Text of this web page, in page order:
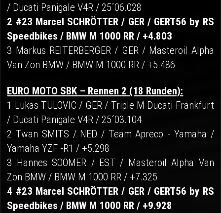
/ Ducati Panigale V4R / 25´06.028
2 #23 Marcel SCHRÖTTER / GER / GERT56 by RS
Speedbikes / BMW M 1000 RR / +4.803
3 Markus REITERBERGER / GER / Masteroil Alpha
Van Zon BMW / BMW M 1000 RR / +5.486
EURO MOTO SBK – Rennen 2 (18 Runden):
1 Lukas TULOVIC / GER / Triple M Ducati Frankfurt
/ Ducati Panigale V4R / 25´03.104
2 Twan SMITS / NED / Team Apreco - Yamaha /
Yamaha YZF -R1 / +5.298
3 Hannes SOOMER / EST / Masteroil Alpha Van
Zon BMW / BMW M 1000 RR / +7.325
4 #23 Marcel SCHRÖTTER / GER / GERT56 by RS
Speedbikes / BMW M 1000 RR / +9.928